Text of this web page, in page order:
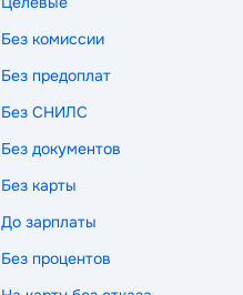
Без комиссии
Без предоплат
Без СНИЛС
Без документов
Без карты
До зарплаты
Без процентов